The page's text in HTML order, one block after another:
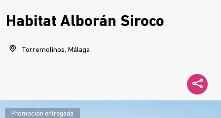
Habitat Alborán Siroco
Torremolinos, Málaga
Promoción entregada